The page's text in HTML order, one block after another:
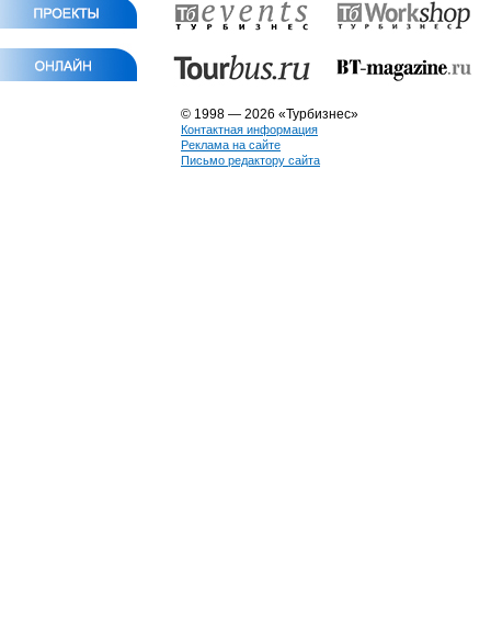
© 1998 — 2026 «Турбизнес»
Контактная информация
Реклама на сайте
Письмо редактору сайта